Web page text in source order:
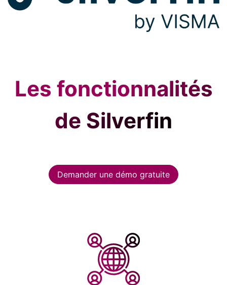
Les fonctionnalités
de Silverfin
Demander une démo gratuite